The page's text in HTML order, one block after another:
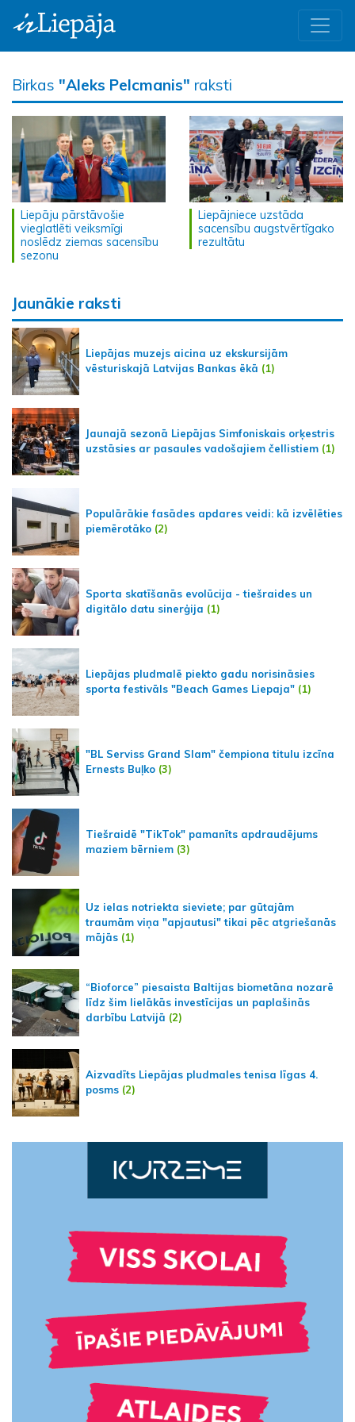
Birkas "Aleks Pelcmanis" raksti
Liepāju pārstāvošie
vieglatlēti veiksmīgi
noslēdz ziemas sacensību
sezonu
Liepājniece uzstāda
sacensību augstvērtīgako
rezultātu
Jaunākie raksti
Liepājas muzejs aicina uz ekskursijām
vēsturiskajā Latvijas Bankas ēkā (1)
Jaunajā sezonā Liepājas Simfoniskais orķestris
uzstāsies ar pasaules vadošajiem čellistiem (1)
Populārākie fasādes apdares veidi: kā izvēlēties
piemērotāko (2)
Sporta skatīšanās evolūcija - tiešraides un
digitālo datu sinerģija (1)
Liepājas pludmalē piekto gadu norisināsies
sporta festivāls "Beach Games Liepaja" (1)
"BL Serviss Grand Slam" čempiona titulu izcīna
Ernests Buļko (3)
Tiešraidē "TikTok" pamanīts apdraudējums
maziem bērniem (3)
Uz ielas notriekta sieviete; par gūtajām
traumām viņa "apjautusi" tikai pēc atgriešanās
mājās (1)
“Bioforce” piesaista Baltijas biometāna nozarē
līdz šim lielākās investīcijas un paplašinās
darbību Latvijā (2)
Aizvadīts Liepājas pludmales tenisa līgas 4.
posms (2)